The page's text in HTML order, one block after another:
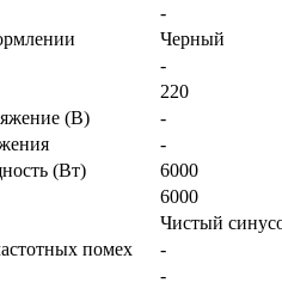
-
Черный
-
220
(В)
-
-
(Вт)
6000
6000
Чистый
помех
-
-